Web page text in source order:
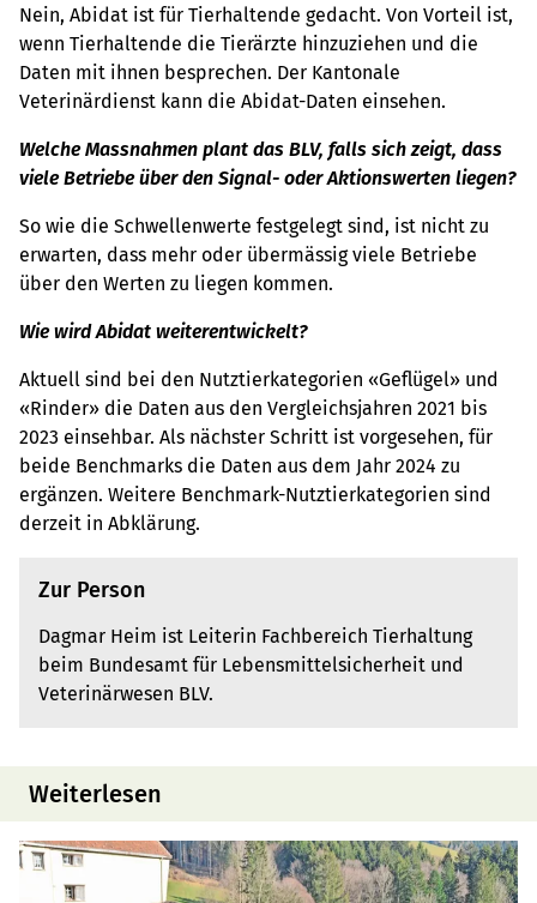
Nein, Abidat ist für Tierhaltende gedacht. Von Vorteil ist,
wenn Tierhaltende die Tierärzte hinzuziehen und die
Daten mit ihnen besprechen. Der Kantonale
Veterinärdienst kann die Abidat-Daten einsehen.
Welche Massnahmen plant das BLV, falls sich zeigt, dass
viele Betriebe über den Signal- oder Aktionswerten liegen?
So wie die Schwellenwerte festgelegt sind, ist nicht zu
erwarten, dass mehr oder übermässig viele Betriebe
über den Werten zu liegen kommen.
Wie wird Abidat weiterentwickelt?
Aktuell sind bei den Nutztierkategorien «Geflügel» und
«Rinder» die Daten aus den Vergleichsjahren 2021 bis
2023 einsehbar. Als nächster Schritt ist vorgesehen, für
beide Benchmarks die Daten aus dem Jahr 2024 zu
ergänzen. Weitere Benchmark-Nutztierkategorien sind
derzeit in Abklärung.
Zur Person
Dagmar Heim ist Leiterin Fachbereich Tierhaltung
beim Bundesamt für Lebensmittelsicherheit und
Veterinärwesen BLV.
Weiterlesen